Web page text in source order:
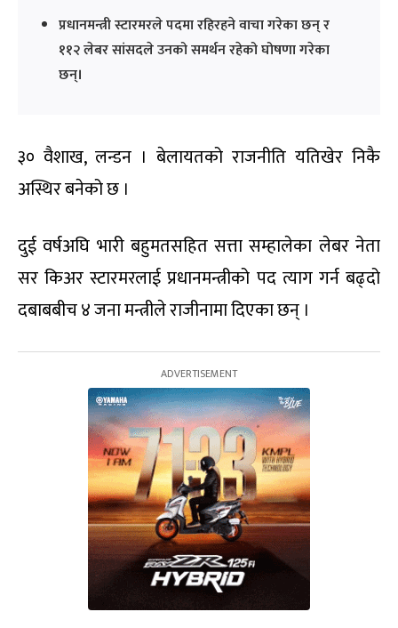
प्रधानमन्त्री स्टारमरले पदमा रहिरहने वाचा गरेका छन् र
११२ लेबर सांसदले उनको समर्थन रहेको घोषणा गरेका
छन्।
३० वैशाख, लन्डन । बेलायतको राजनीति यतिखेर निकै
अस्थिर बनेको छ ।
दुई वर्षअघि भारी बहुमतसहित सत्ता सम्हालेका लेबर नेता
सर किअर स्टारमरलाई प्रधानमन्त्रीको पद त्याग गर्न बढ्दो
दबाबबीच ४ जना मन्त्रीले राजीनामा दिएका छन् ।